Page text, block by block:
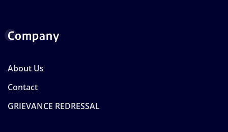
Company
About Us
Contact
GRIEVANCE REDRESSAL